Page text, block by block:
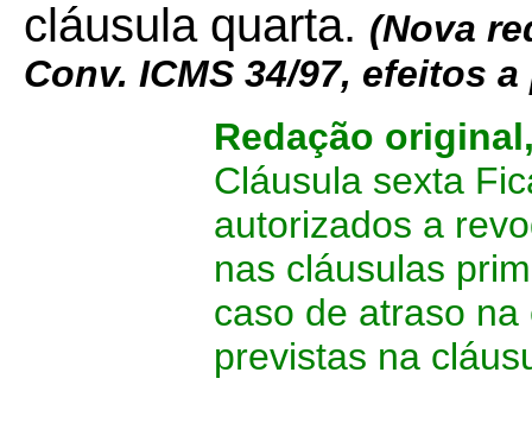
cláusula quarta. (Nova
Conv. ICMS 34/97, efeitos
Redação
Cláusula sexta
autorizados a
nas cláusulas
caso de atraso
previstas na